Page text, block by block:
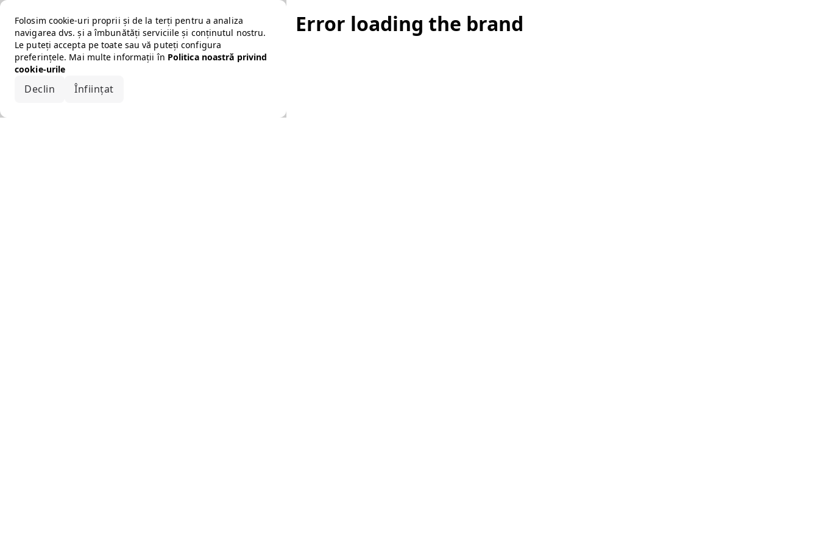
Folosim cookie-uri proprii și de la terți pentru a analiza
navigarea dvs. și a îmbunătăți serviciile și conținutul nostru.
Le puteți accepta pe toate sau vă puteți configura
preferințele. Mai multe informații în Politica noastră privind
cookie-urile
Declin Înființat
Error loading the brand